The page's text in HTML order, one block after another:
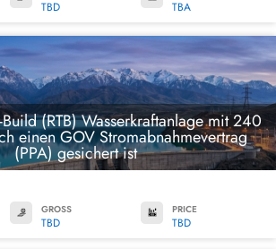
TBD TBA
(RTB) Wasserkraftanlage mit 240
einen GOV Stromabnahmevertrag
(PPA) gesichert ist
GROSS
TBD
PRICE
TBD